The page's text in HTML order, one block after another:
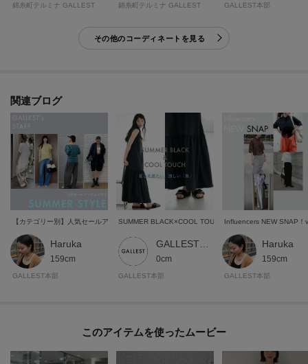
＊＊＊＊＊＊＊＊＊＊＊＊＊＊＊＊＊＊＊＊＊＊＊＊＊＊＊＊＊
錦糸町テルミナ GALLEST
錦糸町テルミナ GALLEST
GALLEST本部
その他のコーディネートを見る
関連ブログ
【カテゴリー別】人気セールアイテムで作る、夏の旬顔コーデ
Haruka
159cm
GALLEST本部
SUMMER BLACK×COOL TOUCH
GALLEST 本部スタッフ
0cm
GALLEST本部
Influencers NEW SNAP！
Haruka
159cm
GALLEST本部
このアイテムを使ったムービー